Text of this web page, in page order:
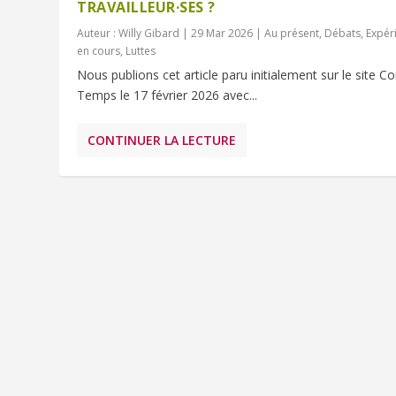
TRAVAILLEUR·SES ?
Auteur :Willy Gibard |29 Mar 2026 |Au présent, Débats,
en cours, Luttes
Nous publions cet article paru initialement sur le site
Temps le 17 février 2026 avec...
CONTINUER LA LECTURE